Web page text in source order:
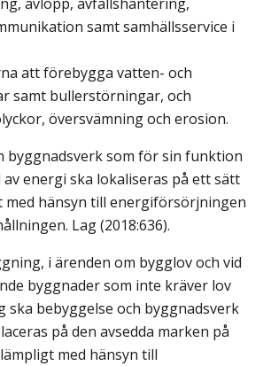
avlopp, avfallshantering,
samt samhällsservice i
att förebygga vatten- och
samt bullerstörningar, och
översvämning och erosion.
byggnadsverk som för sin funktion
energi ska lokaliseras på ett sätt
med hänsyn till energiförsörjningen
Lag (2018:636).
i ärenden om bygglov och vid
byggnader som inte kräver lov
ska bebyggelse och byggnadsverk
på den avsedda marken på
med hänsyn till